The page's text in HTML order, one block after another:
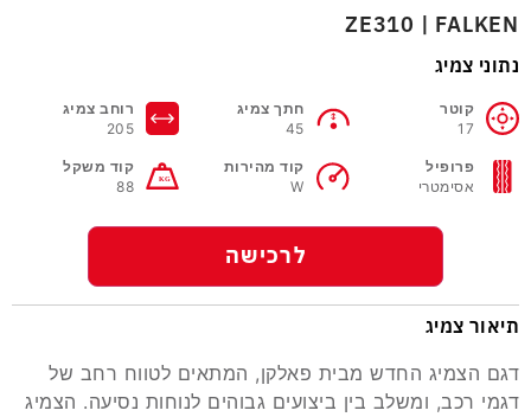
ZE310 | FALKEN
נתוני צמיג
קוטר
17
חתך צמיג
45
רוחב צמיג
205
פרופיל
אסימטרי
קוד מהירות
W
קוד משקל
88
לרכישה
תיאור צמיג
דגם הצמיג החדש מבית פאלקן, המתאים לטווח רחב של
דגמי רכב, ומשלב בין ביצועים גבוהים לנוחות נסיעה. הצמיג